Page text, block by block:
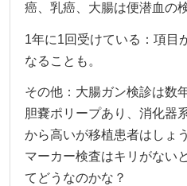
癌、乳癌、大腸は便潜血の
1年に1回受けている：項目
なることも。
その他：大腸ガン検診は数
胆嚢ポリープあり、消化器
から高いが移植患者はしょ
マーカー検査はキリがない
てどうなのかな？